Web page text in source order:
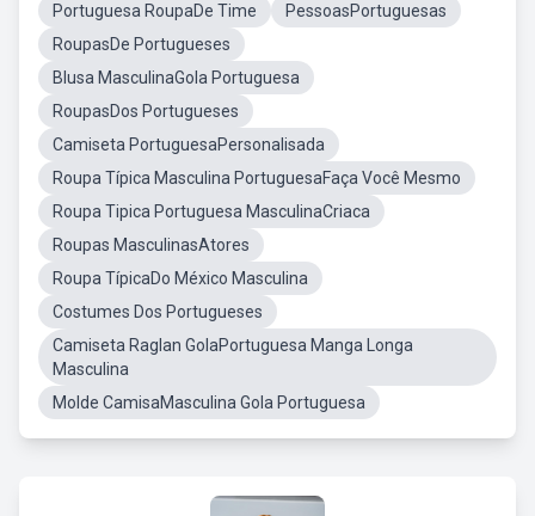
Portuguesa RoupaDe Time
PessoasPortuguesas
RoupasDe Portugueses
Blusa MasculinaGola Portuguesa
RoupasDos Portugueses
Camiseta PortuguesaPersonalisada
Roupa Típica Masculina PortuguesaFaça Você Mesmo
Roupa Tipica Portuguesa MasculinaCriaca
Roupas MasculinasAtores
Roupa TípicaDo México Masculina
Costumes Dos Portugueses
Camiseta Raglan GolaPortuguesa Manga Longa
Masculina
Molde CamisaMasculina Gola Portuguesa